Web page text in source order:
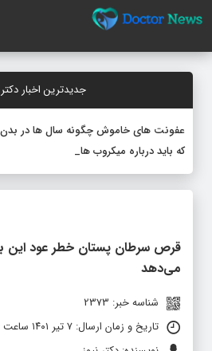
جدیدترین اخبار دکتر
عفونت های خاموش چگونه سال ها در بدن
که باید درباره میکروب های نهفته بد
قرص سرطان پستان خطر عود این
می‌دهد
شناسه خبر: 2373
تاریخ و زمان ارسال: ۷ تیر ۱۴۰۱ ساعت ۰۷:۲۴